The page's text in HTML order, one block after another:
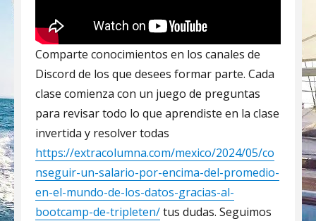
Comparte conocimientos en los canales de
Discord de los que desees formar parte. Cada
clase comienza con un juego de preguntas
para revisar todo lo que aprendiste en la clase
invertida y resolver todas
https://extracolumna.com/mexico/2024/05/co
nseguir-un-salario-por-encima-del-promedio-
en-el-mundo-de-los-datos-gracias-al-
bootcamp-de-tripleten/tus dudas. Seguimos